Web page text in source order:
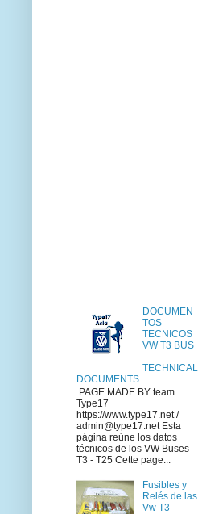
DOCUMEN
TOS
TECNICOS
VW T3 BUS
-
TECHNICAL
DOCUMENTS
PAGE MADE BY team
Type17
https://www.type17.net /
admin@type17.net Esta
página reúne los datos
técnicos de los VW Buses
T3 - T25 Cette page...
Fusibles y
Relés de las
Vw T3